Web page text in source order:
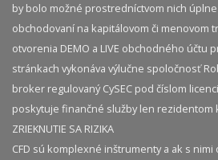
by bolo možné prostredníctvom nich
obchodovaní na kapitálovom či menovom
otvorenia DEMO a LIVE obchodného účtu
stránkach vykonáva výlučne spoločnosť
broker regulovaný CySEC pod číslom
poskytuje finančné služby len rezidentom
ZRIEKNUTIE SA RIZIKA
CFD sú komplexné inštrumenty a ak s